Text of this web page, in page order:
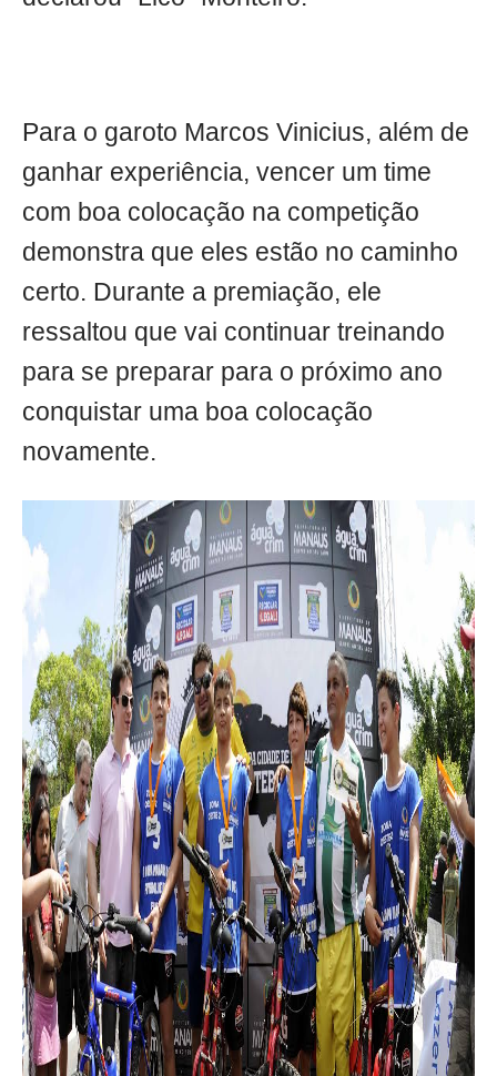
Para o garoto Marcos Vinicius, além de
ganhar experiência, vencer um time
com boa colocação na competição
demonstra que eles estão no caminho
certo. Durante a premiação, ele
ressaltou que vai continuar treinando
para se preparar para o próximo ano
conquistar uma boa colocação
novamente.